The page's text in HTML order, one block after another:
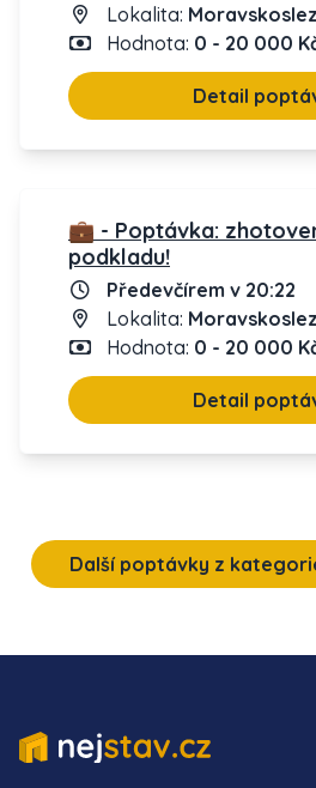
Lokalita:
Hodnota: 0 - 20 000
Detail
💼 - Poptávka:
podkladu!
Předevčírem v 20:22
Lokalita:
Hodnota: 0 - 20 000
Detail
Další poptávky z